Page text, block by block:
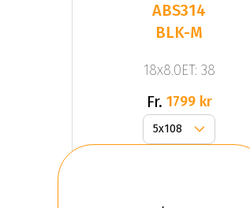
ABS314
BLK-M
18x8.0ET: 38
Fr. 1799 kr